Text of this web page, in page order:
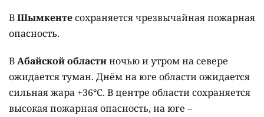
ВШымкентесохраняется чрезвычайная пожарная
опасность.
ВАбайской областиночью и утром на севере
ожидается туман. Днём на юге области ожидается
сильная жара +36°C. В центре области сохраняется
высокая пожарная опасность, на юге –